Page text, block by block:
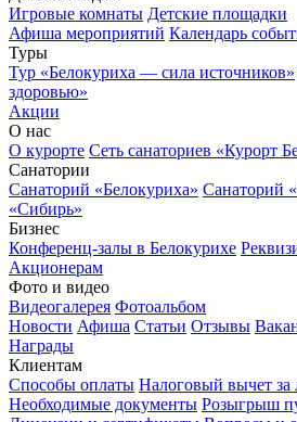
Игровые комнаты Детские площадки
Афиша мероприятий Календарь
Туры
Тур «Белокуриха — сила источников»
здоровью»
Акции
О нас
О курорте Сеть санаториев «Курорт
Санатории
Санаторий «Белокуриха» Санаторий
«Сибирь»
Бизнес
Конференц-залы в Белокурихе
Акционерам
Фото и видео
Видеогалерея Фотоальбом
Новости Афиша Статьи Отзывы
Награды
Клиентам
Способы оплаты Налоговый вычет за
Необходимые документы Розыгрыш